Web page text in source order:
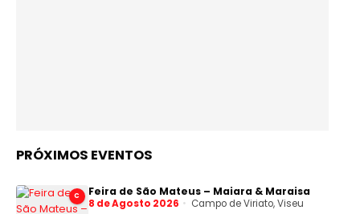
PRÓXIMOS EVENTOS
C Feira de São Mateus – Maiara & Maraisa
8 de Agosto 2026 Campo de Viriato, Viseu